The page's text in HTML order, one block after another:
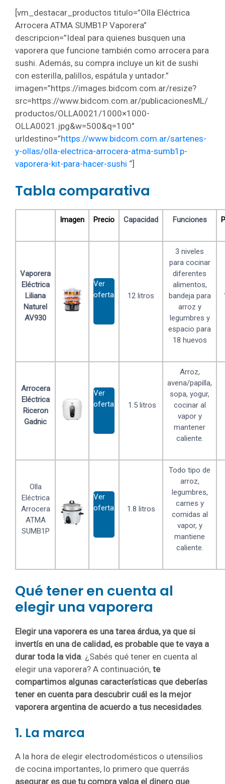
[vm_destacar_productos titulo=”Olla Eléctrica
Arrocera ATMA SUMB1P Vaporera”
descripcion=”Ideal para quienes busquen una
vaporera que funcione también como arrocera para
sushi. Además, su compra incluye un kit de sushi
con esterilla, palillos, espátula y untador.”
imagen=”https://images.bidcom.com.ar/resize?
src=https://www.bidcom.com.ar/publicacionesML/
productos/OLLA0021/1000×1000-
OLLA0021.jpg&w=500&q=100″
urldestino=”https://www.bidcom.com.ar/sartenes-
y-ollas/olla-electrica-arrocera-atma-sumb1p-
vaporera-kit-para-hacer-sushi “]
Tabla comparativa
Imagen Precio Capacidad Funciones
Vaporera
Eléctrica
Liliana
Naturel
AV930
Ver
oferta
12 litros
3 niveles
para cocinar
diferentes
alimentos,
bandeja para
arroz y
legumbres y
espacio para
18 huevos
Arrocera
Eléctrica
Riceron
Gadnic
Ver
oferta
1.5 litros
Arroz,
avena/papilla,
sopa, yogur,
cocinar al
vapor y
mantener
caliente.
Olla
Eléctrica
Arrocera
ATMA
SUMB1P
Ver
oferta
1.8 litros
Todo tipo de
arroz,
legumbres,
carnes y
comidas al
vapor, y
mantiene
caliente.
Qué tener en cuenta al
elegir una vaporera
Elegir una vaporera es una tarea árdua, ya que si
invertís en una de calidad, es probable que te vaya a
durar toda la vida. ¿Sabés qué tener en cuenta al
elegir una vaporera? A continuación, te
compartimos algunas características que deberías
tener en cuenta para descubrir cuál es la mejor
vaporera argentina de acuerdo a tus necesidades.
1. La marca
A la hora de elegir electrodomésticos o utensilios
de cocina importantes, lo primero que querrás
asegurar es que tu compra valga el dinero que